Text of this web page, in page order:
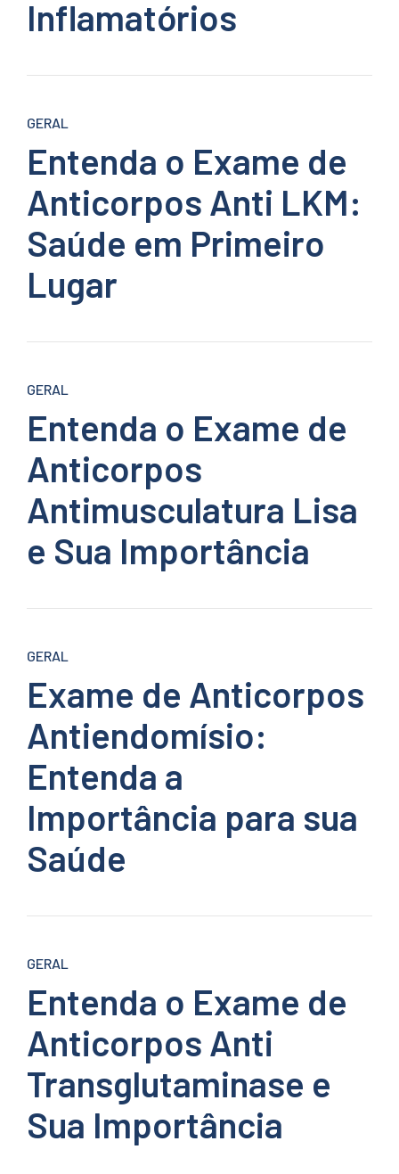
Inflamatórios
GERAL
Entenda o Exame de
Anticorpos Anti LKM:
Saúde em Primeiro
Lugar
GERAL
Entenda o Exame de
Anticorpos
Antimusculatura Lisa
e Sua Importância
GERAL
Exame de Anticorpos
Antiendomísio:
Entenda a
Importância para sua
Saúde
GERAL
Entenda o Exame de
Anticorpos Anti
Transglutaminase e
Sua Importância